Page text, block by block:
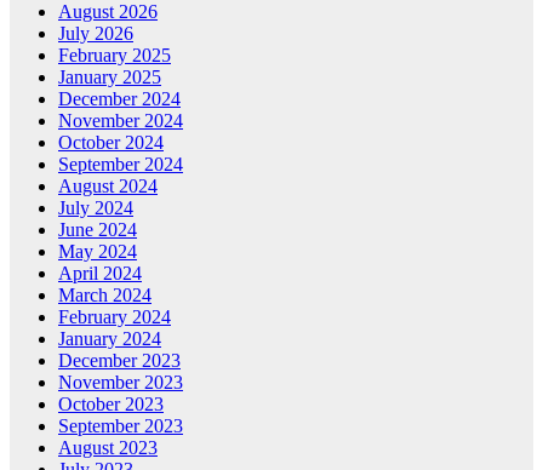
August 2026
July 2026
February 2025
January 2025
December 2024
November 2024
October 2024
September 2024
August 2024
July 2024
June 2024
May 2024
April 2024
March 2024
February 2024
January 2024
December 2023
November 2023
October 2023
September 2023
August 2023